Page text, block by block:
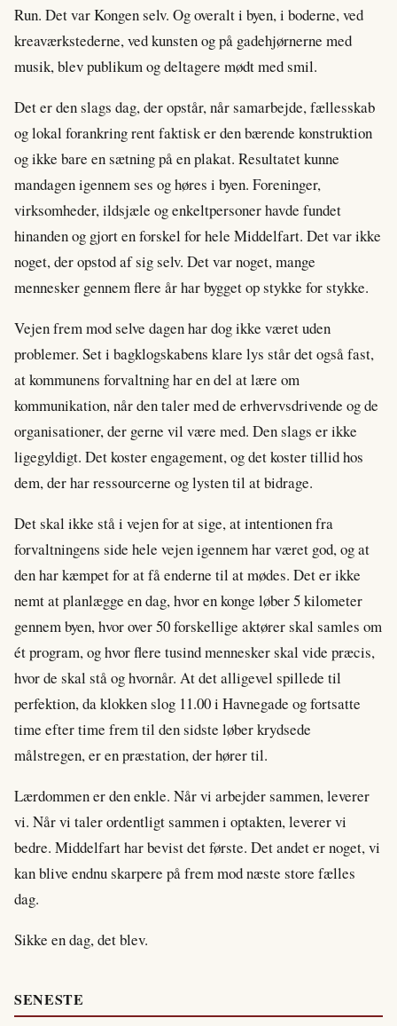
Run. Det var Kongen selv. Og overalt i byen, i boderne, ved
kreaværkstederne, ved kunsten og på gadehjørnerne med
musik, blev publikum og deltagere mødt med smil.
Det er den slags dag, der opstår, når samarbejde, fællesskab
og lokal forankring rent faktisk er den bærende konstruktion
og ikke bare en sætning på en plakat. Resultatet kunne
mandagen igennem ses og høres i byen. Foreninger,
virksomheder, ildsjæle og enkeltpersoner havde fundet
hinanden og gjort en forskel for hele Middelfart. Det var ikke
noget, der opstod af sig selv. Det var noget, mange
mennesker gennem flere år har bygget op stykke for stykke.
Vejen frem mod selve dagen har dog ikke været uden
problemer. Set i bagklogskabens klare lys står det også fast,
at kommunens forvaltning har en del at lære om
kommunikation, når den taler med de erhvervsdrivende og de
organisationer, der gerne vil være med. Den slags er ikke
ligegyldigt. Det koster engagement, og det koster tillid hos
dem, der har ressourcerne og lysten til at bidrage.
Det skal ikke stå i vejen for at sige, at intentionen fra
forvaltningens side hele vejen igennem har været god, og at
den har kæmpet for at få enderne til at mødes. Det er ikke
nemt at planlægge en dag, hvor en konge løber 5 kilometer
gennem byen, hvor over 50 forskellige aktører skal samles om
ét program, og hvor flere tusind mennesker skal vide præcis,
hvor de skal stå og hvornår. At det alligevel spillede til
perfektion, da klokken slog 11.00 i Havnegade og fortsatte
time efter time frem til den sidste løber krydsede
målstregen, er en præstation, der hører til.
Lærdommen er den enkle. Når vi arbejder sammen, leverer
vi. Når vi taler ordentligt sammen i optakten, leverer vi
bedre. Middelfart har bevist det første. Det andet er noget, vi
kan blive endnu skarpere på frem mod næste store fælles
dag.
Sikke en dag, det blev.
SENESTE